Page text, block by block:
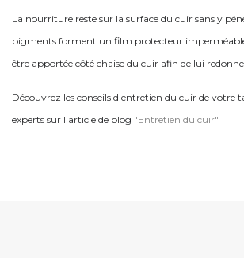
La nourriture reste sur la surface du cuir sans y
pigments forment un film protecteur
être apportée côté chaise du cuir afin de lui
Découvrez les conseils d'entretien du cuir de votre
experts sur l'article de blog "Entretien du cuir"